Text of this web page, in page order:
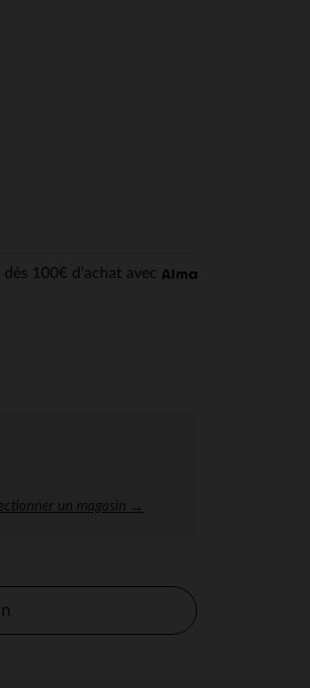
dès 100€ d'achat avec
un magasin →